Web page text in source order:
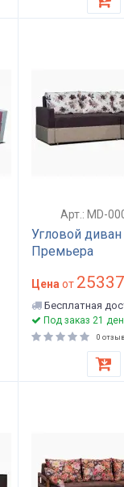
Арт.: MD-
Угловой диван
Премьера
Цена от 25337
Бесплатная
Под заказ 21
0